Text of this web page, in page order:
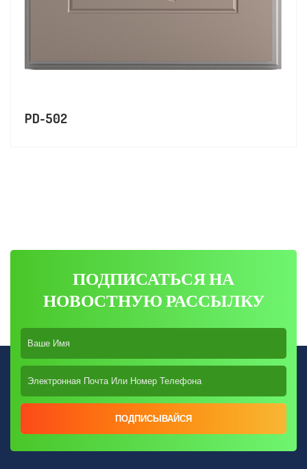
PD-502
ПОДПИСАТЬСЯ НА
НОВОСТНУЮ РАССЫЛКУ
ПОДПИСЫВАЙСЯ